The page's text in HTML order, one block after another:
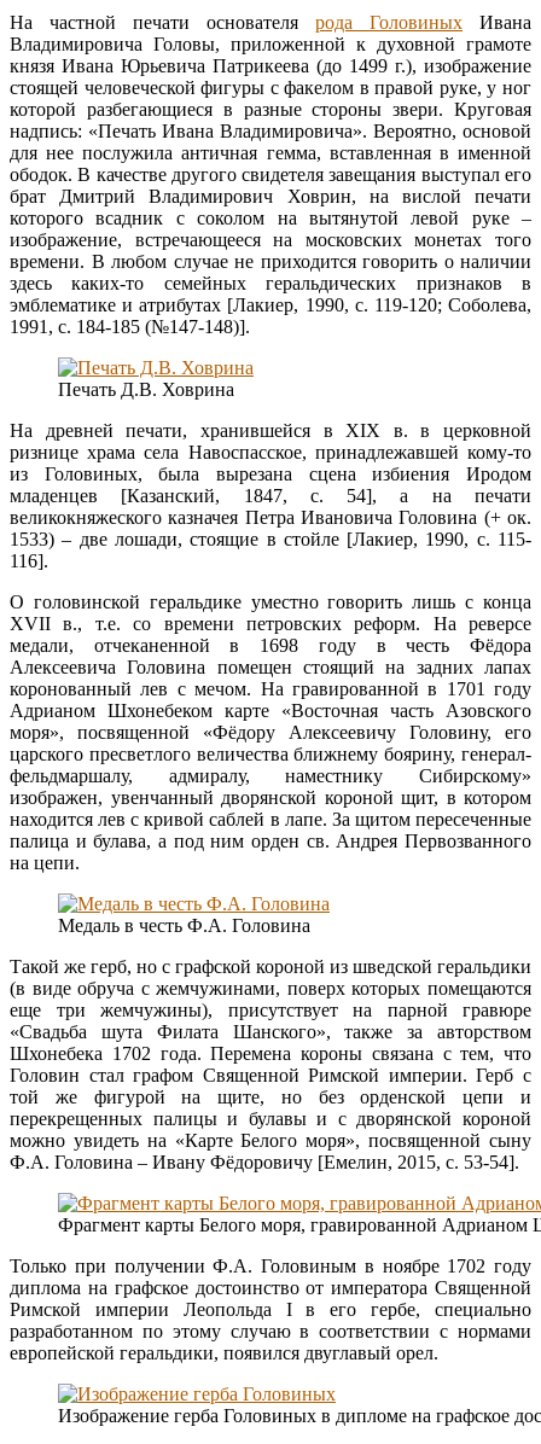
На частной печати основателя рода Головиных Ивана
Владимировича Головы, приложенной к духовной грамоте
князя Ивана Юрьевича Патрикеева (до 1499 г.), изображение
стоящей человеческой фигуры с факелом в правой руке, у ног
которой разбегающиеся в разные стороны звери. Круговая
надпись: «Печать Ивана Владимировича». Вероятно, основой
для нее послужила античная гемма, вставленная в именной
ободок. В качестве другого свидетеля завещания выступал его
брат Дмитрий Владимирович Ховрин, на вислой печати
которого всадник с соколом на вытянутой левой руке –
изображение, встречающееся на московских монетах того
времени. В любом случае не приходится говорить о наличии
здесь каких-то семейных геральдических признаков в
эмблематике и атрибутах [Лакиер, 1990, с. 119-120; Соболева,
1991, с. 184-185 (№147-148)].
Печать Д.В. Ховрина
На древней печати, хранившейся в XIX в. в церковной
ризнице храма села Навоспасское, принадлежавшей кому-то
из Головиных, была вырезана сцена избиения Иродом
младенцев [Казанский, 1847, с. 54], а на печати
великокняжеского казначея Петра Ивановича Головина (+ ок.
1533) – две лошади, стоящие в стойле [Лакиер, 1990, с. 115-
116].
О головинской геральдике уместно говорить лишь с конца
XVII в., т.е. со времени петровских реформ. На реверсе
медали, отчеканенной в 1698 году в честь Фёдора
Алексеевича Головина помещен стоящий на задних лапах
коронованный лев с мечом. На гравированной в 1701 году
Адрианом Шхонебеком карте «Восточная часть Азовского
моря», посвященной «Фёдору Алексеевичу Головину, его
царского пресветлого величества ближнему боярину, генерал-
фельдмаршалу, адмиралу, наместнику Сибирскому»
изображен, увенчанный дворянской короной щит, в котором
находится лев с кривой саблей в лапе. За щитом пересеченные
палица и булава, а под ним орден св. Андрея Первозванного
на цепи.
Медаль в честь Ф.А. Головина
Такой же герб, но с графской короной из шведской геральдики
(в виде обруча с жемчужинами, поверх которых помещаются
еще три жемчужины), присутствует на парной гравюре
«Свадьба шута Филата Шанского», также за авторством
Шхонебека 1702 года. Перемена короны связана с тем, что
Головин стал графом Священной Римской империи. Герб с
той же фигурой на щите, но без орденской цепи и
перекрещенных палицы и булавы и с дворянской короной
можно увидеть на «Карте Белого моря», посвященной сыну
Ф.А. Головина – Ивану Фёдоровичу [Емелин, 2015, с. 53-54].
Фрагмент карты Белого моря, гравированной
Только при получении Ф.А. Головиным в ноябре 1702 году
диплома на графское достоинство от императора Священной
Римской империи Леопольда I в его гербе, специально
разработанном по этому случаю в соответствии с нормами
европейской геральдики, появился двуглавый орел.
Изображение герба Головиных в дипломе на графское